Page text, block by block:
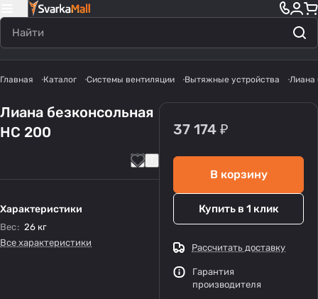
Главная Каталог Системы вентиляции Вытяжные устройства Лиана
Лиана безконсольная
НС 200
Характеристики
Вес: 26 кг
Все характеристики
37 174 ₽
В корзину
Купить в 1 клик
Рассчитать доставку
Гарантия
производителя